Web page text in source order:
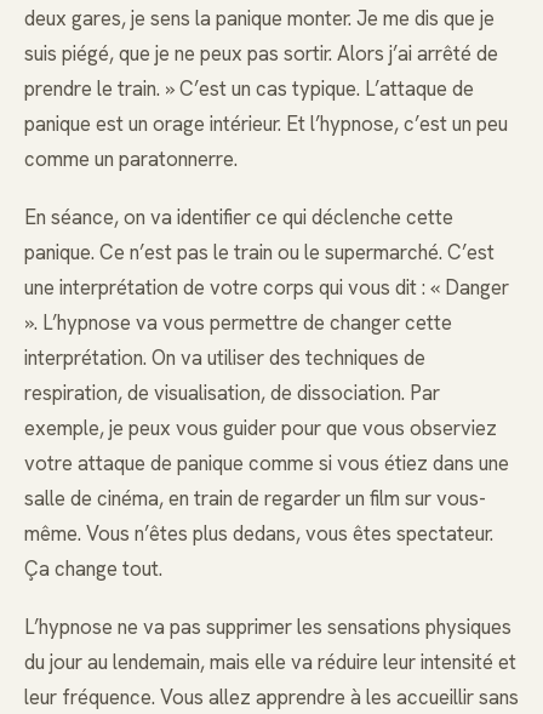
deux gares, je sens la panique monter. Je me dis que je
suis piégé, que je ne peux pas sortir. Alors j’ai arrêté de
prendre le train. » C’est un cas typique. L’attaque de
panique est un orage intérieur. Et l’hypnose, c’est un peu
comme un paratonnerre.
En séance, on va identifier ce qui déclenche cette
panique. Ce n’est pas le train ou le supermarché. C’est
une interprétation de votre corps qui vous dit : « Danger
». L’hypnose va vous permettre de changer cette
interprétation. On va utiliser des techniques de
respiration, de visualisation, de dissociation. Par
exemple, je peux vous guider pour que vous observiez
votre attaque de panique comme si vous étiez dans une
salle de cinéma, en train de regarder un film sur vous-
même. Vous n’êtes plus dedans, vous êtes spectateur.
Ça change tout.
L’hypnose ne va pas supprimer les sensations physiques
du jour au lendemain, mais elle va réduire leur intensité et
leur fréquence. Vous allez apprendre à les accueillir sans